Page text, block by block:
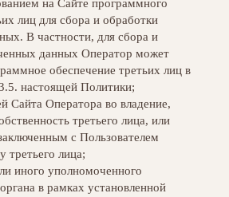
на Сайте программного
лиц для сбора и обработки
В частности, для сбора и
данных Оператор может
обеспечение третьих лиц в
настоящей Политики;
Сайта Оператора во владение,
третьего лица, или
с Пользователем
третьего лица;
иного уполномоченного
в рамках установленной